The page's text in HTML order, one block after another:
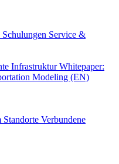
Schulungen Service &
InfrastrukturWhitepaper:
Modeling (EN)
Standorte Verbundene